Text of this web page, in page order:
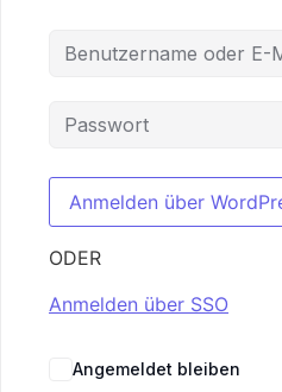
ODER
Anmelden über SSO
Angemeldet bleiben